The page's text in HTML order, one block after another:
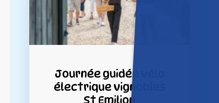
Journée guidée vélo
électrique vignobles
St Emilion